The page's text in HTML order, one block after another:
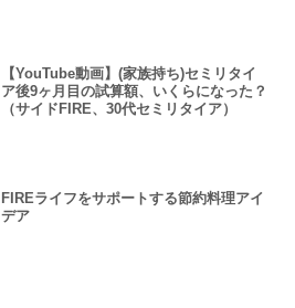
【YouTube動画】(家族持ち)セミリタイ
ア後9ヶ月目の試算額、いくらになった？
（サイドFIRE、30代セミリタイア）
FIREライフをサポートする節約料理アイ
デア